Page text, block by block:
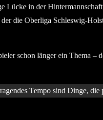
Lücke in der
die Oberliga Schleswig-
schon länger ein Thema –
Tempo sind Dinge,